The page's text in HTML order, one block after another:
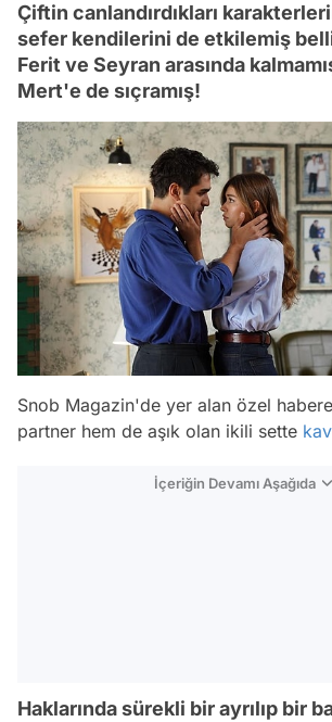
Çiftin canlandırdıkları
sefer kendilerini de etkilemiş
Ferit ve Seyran arasında
Mert'e de sıçramış!
Snob Magazin'de yer alan özel
partner hem de aşık olan ikili sette
İçeriğin Devamı Aşağıda
Haklarında sürekli bir ayrılıp bir